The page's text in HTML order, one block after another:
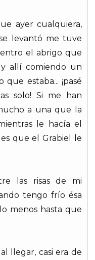
ayer cualquiera,
levantó me tuve
el abrigo que
allí comiendo un
estaba... ¡pasé
solo! Si me han
a una que la
le hacía el
que el Grabiel le
las risas de mi
tengo frío ésa
menos hasta que
llegar, casi era de